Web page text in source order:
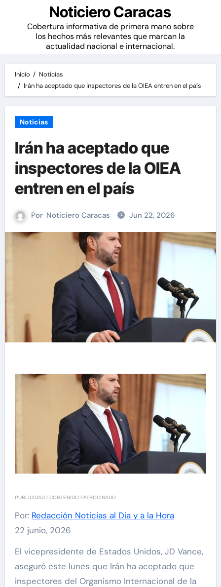
Noticiero Caracas
Cobertura informativa de primera mano sobre
los hechos más relevantes que marcan la
actualidad nacional e internacional.
Inicio
Noticias
Irán ha aceptado que inspectores de la OIEA entren en el país
Noticias
Irán ha aceptado que
inspectores de la OIEA
entren en el país
Por Noticiero Caracas Jun 22, 2026
PUBLICIDAD / CONTENIDO PATROCINADO
Por: Redacción Noticias al Dia y a la Hora
22 junio, 2026
El vicepresidente de Estados Unidos, JD Vance,
aseguró este lunes que Irán ha aceptado que
inspectores del Organismo Internacional de la